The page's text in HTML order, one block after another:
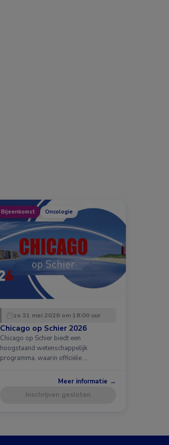
Bijeenkomst Oncologie
zo 31 mei 2026 om 18:00 uur
Chicago op Schier 2026
Chicago op Schier biedt een
hoogstaand wetenschappelijk
programma, waarin officiële …
Meer informatie →
Inschrijven gesloten